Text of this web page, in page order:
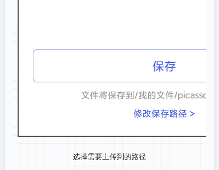
选择需要上传到的路径